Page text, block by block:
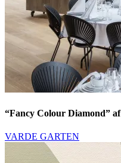
“Fancy Colour Diamond”
VARDE GARTEN